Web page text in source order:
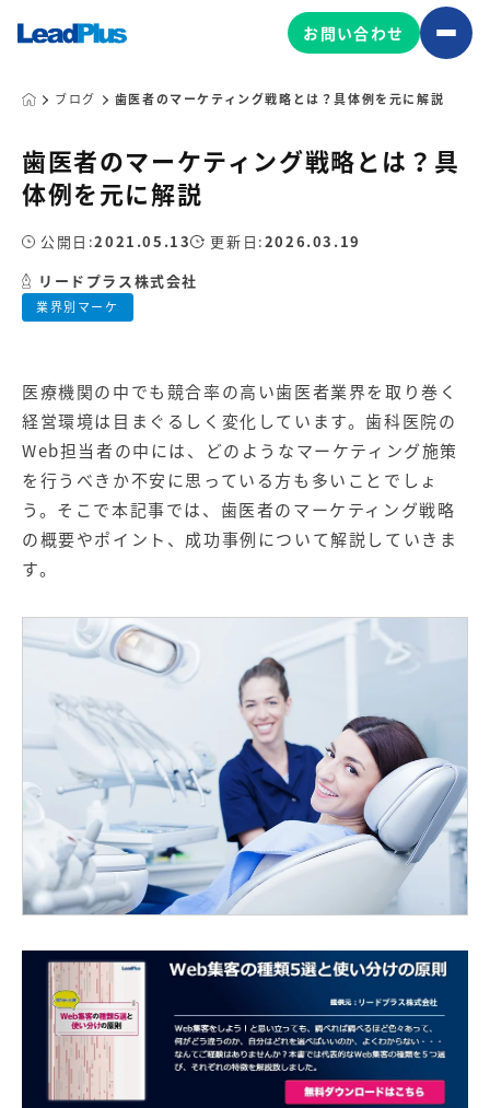
広告プロモーション
MA/CRM/SFA導入・運用
Web制作
マーケティングコンサルティング
Leadplus One
ボード
マーケティングサービスの製品
【店舗型ビジネス向け】エリ
ア
マーケティングサービス
【金融機関向け】マーケティ
ング
サービス
【IT企業向け】マーケティン
サービス
広告プロモーションの製品
【クリニック向け】新規集患
Web広告サービス
【歯科業界向け】新規集患
Web広告パッケージ
【塾・個別塾業界向け】新規
集客Web広告パッケージ
サイトアクセス増加パッケー
ジ
商圏ねらいうちパッケージ 求人パッケージ
WEBプラス
お問い合わせ
ブログ 歯医者のマーケティング戦略とは？具体例を元に解説
歯医者のマーケティング戦略とは？具
体例を元に解説
業界別マーケ
公開日:2021.05.13 更新日:2026.03.19
リードプラス株式会社
医療機関の中でも競合率の高い歯医者業界を取り巻く
経営環境は目まぐるしく変化しています。歯科医院の
Web担当者の中には、どのようなマーケティング施策
を行うべきか不安に思っている方も多いことでしょ
う。そこで本記事では、歯医者のマーケティング戦略
の概要やポイント、成功事例について解説していきま
す。